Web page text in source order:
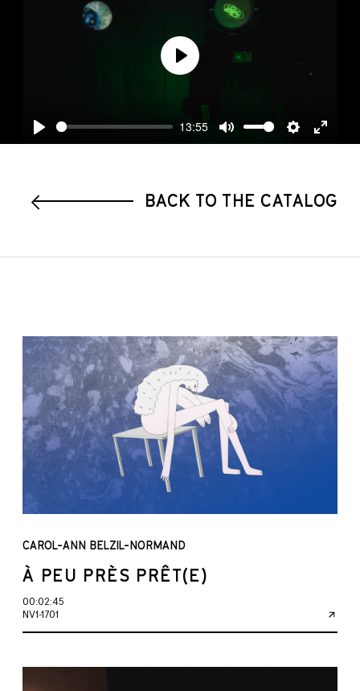
Play
13:55
Mute
SettingsEnter
Play
BACK TO THE CATALOG
CAROL-ANN BELZIL-NORMAND
À PEU PRÈS PRÊT(E)
00:02:45
NV1-1701